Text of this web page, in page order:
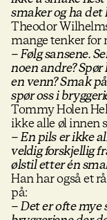
smaker og ha det
Theodor
mange tenker for
– Følg sansene.
noen andre?
en venn? Smak
spør oss i
Tommy Holen
ikke alle øl innen
– En pils er ikke
veldig forskjellig
ølstil etter én
Han har også et
på:
– Det er ofte mye